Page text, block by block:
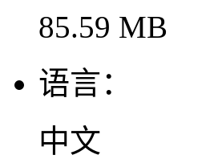
85.59 MB
语言：
中文